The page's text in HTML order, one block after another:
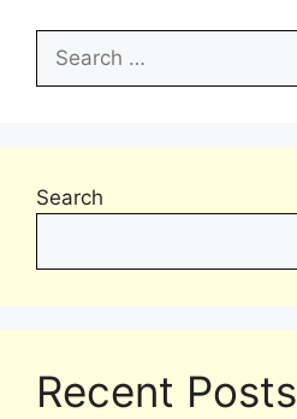
Search
for:
Search
Recent Posts